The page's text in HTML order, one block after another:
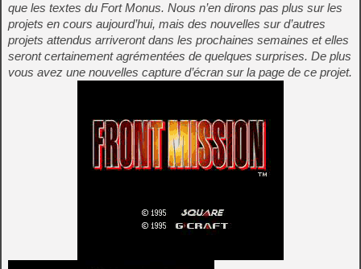
que les textes du Fort Monus. Nous n’en dirons pas plus sur les
projets en cours aujourd’hui, mais des nouvelles sur d’autres
projets attendus arriveront dans les prochaines semaines et elles
seront certainement agrémentées de quelques surprises. De plus
vous avez une nouvelles capture d’écran sur la page de ce projet.